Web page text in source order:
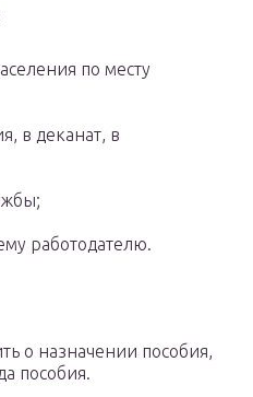
по месту
в деканат, в
работодателю.
о назначении пособия,
пособия.